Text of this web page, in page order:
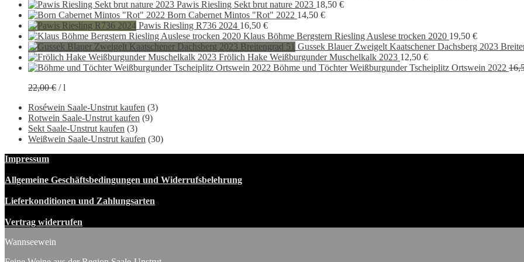
Pawis Riesling Sekt brut nature 2023 18,50 €
Born Cabernet Mintos "Rot" 2022 14,50 €
Pawis Riesling R736 2024 16,50 €
Klaus Böhme Bergstern Riesling Auslese trocken 2020 19,50 €
Gussek Blauer Zweigelt Kaatschener Dachsberg 2023
Frölich Hake Weißburgunder Muschelkalk 2023 12,50 €
Böhme und Töchter Weißburgunder Tscheiplitz Ortswein 2022
22,00€ /l
Roséwein Saale-Unstrut kaufen (3)
Rotwein Saale-Unstrut kaufen (9)
Sekt Saale-Unstrut kaufen (3)
Weißwein Saale-Unstrut kaufen (30)
Impressum
Allgemeine Geschäftsbedingungen und Widerrufsbelehrung
Lieferkonditionen und Zahlungsarten
Vertrag widerrufen
Wannseewein